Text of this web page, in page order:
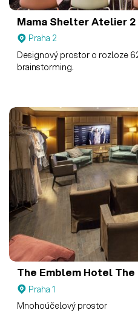
Mama ShelterAtelier 2
Praha 2
Designový prostor o rozloze
brainstorming.
The Emblem Hotel The
Praha 1
Mnohoúčelový prostor